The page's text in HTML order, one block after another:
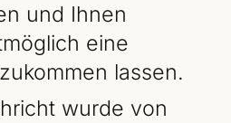
und Ihnen
eine
lassen.
wurde von